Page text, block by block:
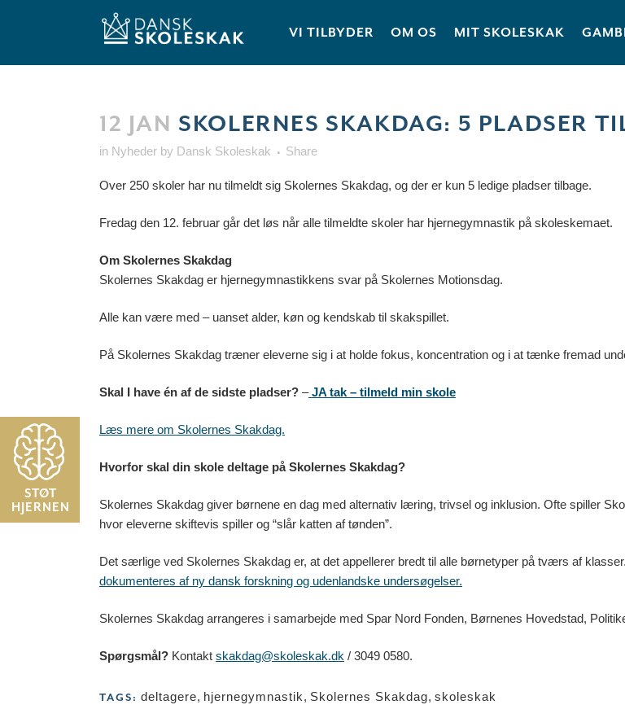
STØT
HJERNEN
VI TILBYDER OM OS MIT SKOLESKAK
12 JAN SKOLERNES SKAKDAG: 5 PLADSER
in Nyheder by Dansk Skoleskak Share
Over 250 skoler har nu tilmeldt sig Skolernes Skakdag, og der er kun 5 ledige pladser tilbage.
Fredag den 12. februar går det løs når alle tilmeldte skoler har hjernegymnastik på skoleskemaet.
Om Skolernes Skakdag
Skolernes Skakdag er hjernegymnastikkens svar på Skolernes Motionsdag.
Alle kan være med – uanset alder, køn og kendskab til skakspillet.
På Skolernes Skakdag træner eleverne sig i at holde fokus, koncentration og i at tænke fremad
Skal I have én af de sidste pladser? –JA tak – tilmeld min skole
Læs mere om Skolernes Skakdag.
Hvorfor skal din skole deltage på Skolernes Skakdag?
Skolernes Skakdag giver børnene en dag med alternativ læring, trivsel og inklusion. Ofte spiller
hvor eleverne skiftevis spiller og “slår katten af tønden”.
Det særlige ved Skolernes Skakdag er, at det appellerer bredt til alle børnetyper på tværs af
dokumenteres af ny dansk forskning og udenlandske undersøgelser.
Skolernes Skakdag arrangeres i samarbejde med Spar Nord Fonden, Børnenes Hovedstad,
Spørgsmål? Kontakt skakdag@skoleskak.dk / 3049 0580.
TAGS: deltagere, hjernegymnastik, Skolernes Skakdag,skoleskak